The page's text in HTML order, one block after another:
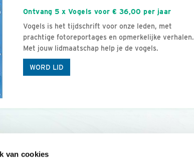
van cookies
Ontvang 5 x Vogels voor € 36,00 per jaar
Vogels is het tijdschrift voor onze leden, met
prachtige fotoreportages en opmerkelijke verhalen.
Met jouw lidmaatschap help je de vogels.
WORD LID